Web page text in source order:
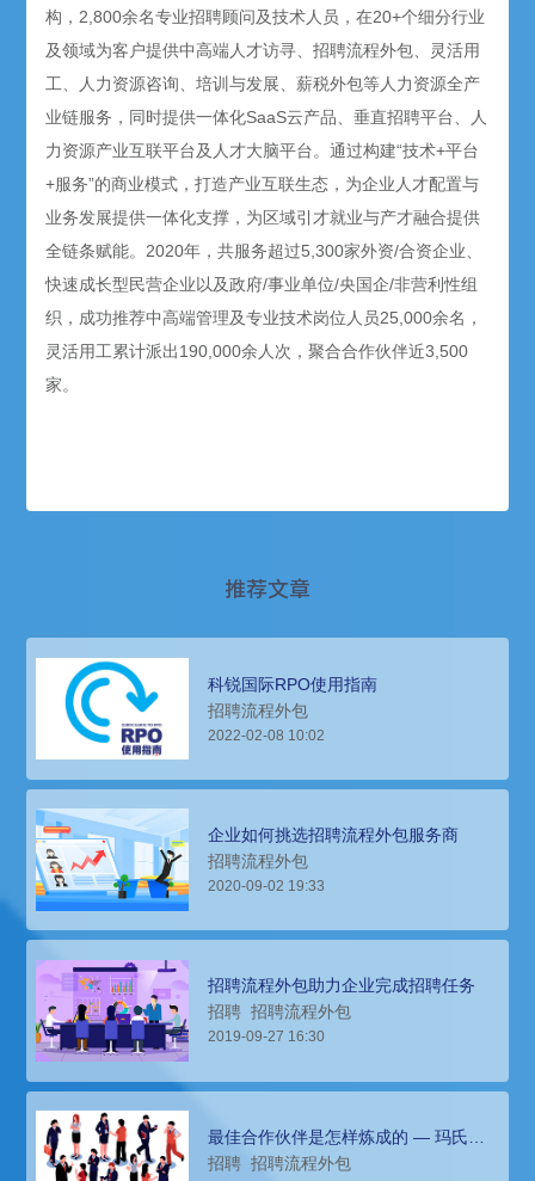
构，2,800余名专业招聘顾问及技术人员，在20+个细分行业
及领域为客户提供中高端人才访寻、招聘流程外包、灵活用
工、人力资源咨询、培训与发展、薪税外包等人力资源全产
业链服务，同时提供一体化SaaS云产品、垂直招聘平台、人
力资源产业互联平台及人才大脑平台。通过构建“技术+平台
+服务”的商业模式，打造产业互联生态，为企业人才配置与
业务发展提供一体化支撑，为区域引才就业与产才融合提供
全链条赋能。2020年，共服务超过5,300家外资/合资企业、
快速成长型民营企业以及政府/事业单位/央国企/非营利性组
织，成功推荐中高端管理及专业技术岗位人员25,000余名，
灵活用工累计派出190,000余人次，聚合合作伙伴近3,500
家。
推荐文章
科锐国际RPO使用指南
招聘流程外包
2022-02-08 10:02
企业如何挑选招聘流程外包服务商
招聘流程外包
2020-09-02 19:33
招聘流程外包助力企业完成招聘任务
招聘 招聘流程外包
2019-09-27 16:30
最佳合作伙伴是怎样炼成的 — 玛氏
RPO实践分享
招聘 招聘流程外包